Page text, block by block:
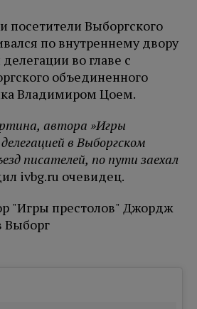
посетители Выборгского
по внутреннему двору
во главе с
объединенного
Владимиром Цоем.
автора »Игры
в Выборгском
писателей, по пути заехал
ivbg.ru очевидец.